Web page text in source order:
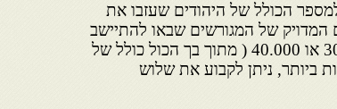
הכולל של היהודים שעזבו את
של המגורשים שבאו להתיישב
במגרב. עם זאת ביון אם מספרם 20.000, 30.000 או 40.000 ( מתוך בך הכול כולל של
הרווחות ביותר, ניתן לקבוע את שלוש